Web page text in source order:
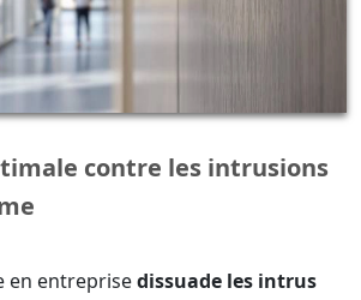
contre les intrusions
en entreprisedissuade les intrus